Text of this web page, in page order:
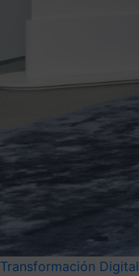
Transformación Digital